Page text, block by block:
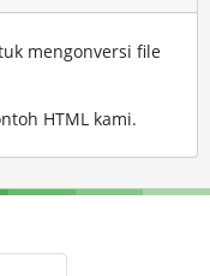
mengonversi file
HTML kami.